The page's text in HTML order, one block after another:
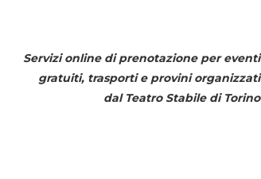
Servizi online di prenotazione per eventi
gratuiti, trasporti e provini organizzati
dal Teatro Stabile di Torino